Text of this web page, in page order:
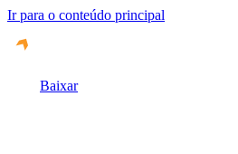
Ir para o conteúdo principal
Baixar